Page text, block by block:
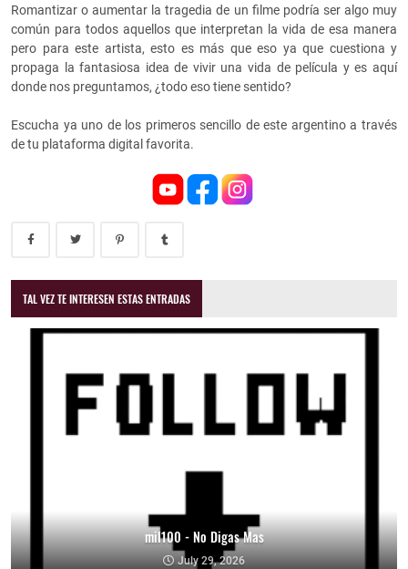
Romantizar o aumentar la tragedia de un filme podría ser algo muy
común para todos aquellos que interpretan la vida de esa manera
pero para este artista, esto es más que eso ya que cuestiona y
propaga la fantasiosa idea de vivir una vida de película y es aquí
donde nos preguntamos, ¿todo eso tiene sentido?
Escucha ya uno de los primeros sencillo de este argentino a través
de tu plataforma digital favorita.
TAL VEZ TE INTERESEN ESTAS ENTRADAS
mil100 - No Digas Mas
July 29, 2026